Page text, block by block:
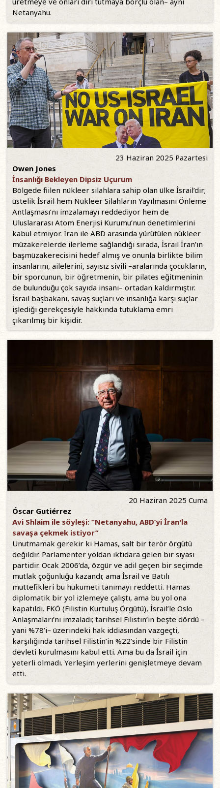
Netanyahu.
23 Haziran 2025 Pazartesi
Owen Jones
İnsanlığı Bekleyen Dipsiz Uçurum
Bölgede fiilen nükleer silahlara sahip olan ülke İsrail’dir;
üstelik İsrail hem Nükleer Silahların Yayılmasını Önleme
Antlaşması’nı imzalamayı reddediyor hem de
Uluslararası Atom Enerjisi Kurumu’nun denetimlerini
kabul etmiyor. İran ile ABD arasında yürütülen nükleer
müzakerelerde ilerleme sağlandığı sırada, İsrail İran’ın
başmüzakerecisini hedef almış ve onunla birlikte bilim
insanlarını, ailelerini, sayısız sivili –aralarında çocukların,
bir sporcunun, bir öğretmenin, bir pilates eğitmeninin
de bulunduğu çok sayıda insanı– ortadan kaldırmıştır.
İsrail başbakanı, savaş suçları ve insanlığa karşı suçlar
işlediği gerekçesiyle hakkında tutuklama emri
çıkarılmış bir kişidir.
20 Haziran 2025 Cuma
Óscar Gutiérrez
Avi Shlaim ile söyleşi: “Netanyahu, ABD’yi İran'la
savaşa çekmek istiyor”
Unutmamak gerekir ki Hamas, salt bir terör örgütü
değildir. Parlamenter yoldan iktidara gelen bir siyasi
partidir. Ocak 2006’da, özgür ve adil geçen bir seçimde
mutlak çoğunluğu kazandı; ama İsrail ve Batılı
müttefikleri bu hükümeti tanımayı reddetti. Hamas
diplomatik bir yol izlemeye çalıştı, ama bu yol ona
kapatıldı. FKÖ (Filistin Kurtuluş Örgütü), İsrail’le Oslo
Anlaşmaları’nı imzaladı; tarihsel Filistin’in beşte dördü –
yani %78’i– üzerindeki hak iddiasından vazgeçti,
karşılığında tarihsel Filistin’in %22’sinde bir Filistin
devleti kurulmasını kabul etti. Ama bu da İsrail için
yeterli olmadı. Yerleşim yerlerini genişletmeye devam
etti.